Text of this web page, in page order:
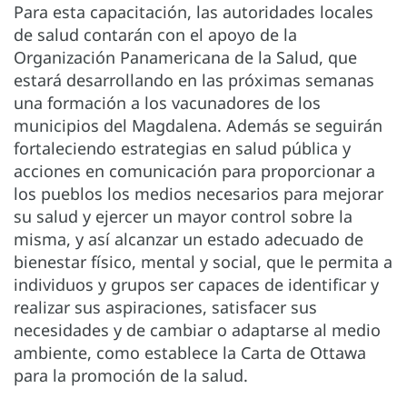
Para esta capacitación, las autoridades locales
de salud contarán con el apoyo de la
Organización Panamericana de la Salud, que
estará desarrollando en las próximas semanas
una formación a los vacunadores de los
municipios del Magdalena. Además se seguirán
fortaleciendo estrategias en salud pública y
acciones en comunicación para proporcionar a
los pueblos los medios necesarios para mejorar
su salud y ejercer un mayor control sobre la
misma, y así alcanzar un estado adecuado de
bienestar físico, mental y social, que le permita a
individuos y grupos ser capaces de identificar y
realizar sus aspiraciones, satisfacer sus
necesidades y de cambiar o adaptarse al medio
ambiente, como establece la Carta de Ottawa
para la promoción de la salud.